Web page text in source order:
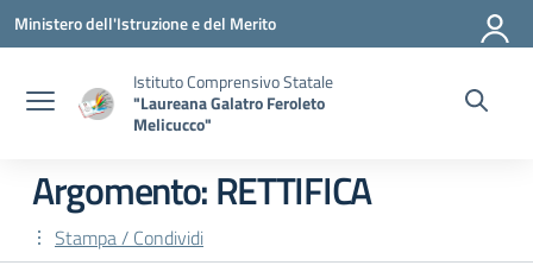
Vai ai contenuti
Vai al menu di navigazione
Vai al footer
Ministero dell'Istruzione e del Merito
Istituto Comprensivo Statale
"Laureana Galatro Feroleto
Melicucco"
Argomento: RETTIFICA
Stampa / Condividi